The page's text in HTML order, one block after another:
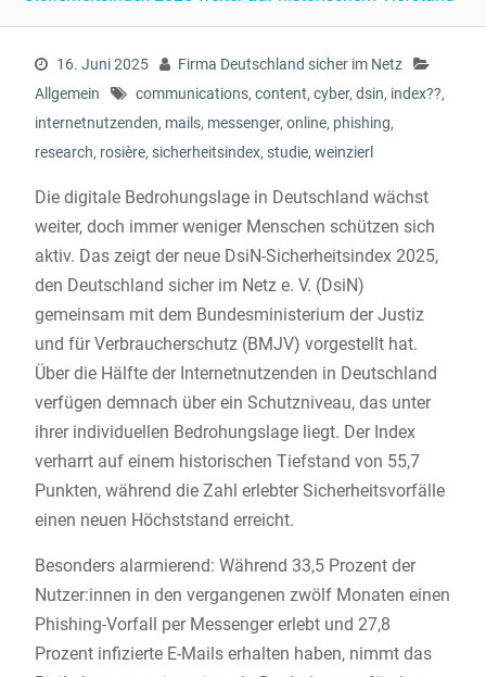
16. Juni 2025
Firma Deutschland sicher im Netz
Allgemein
communications, content, cyber, dsin, index??,
internetnutzenden, mails, messenger, online, phishing,
research, rosière, sicherheitsindex, studie, weinzierl
Die digitale Bedrohungslage in Deutschland wächst
weiter, doch immer weniger Menschen schützen sich
aktiv. Das zeigt der neue DsiN-Sicherheitsindex 2025,
den Deutschland sicher im Netz e. V. (DsiN)
gemeinsam mit dem Bundesministerium der Justiz
und für Verbraucherschutz (BMJV) vorgestellt hat.
Über die Hälfte der Internetnutzenden in Deutschland
verfügen demnach über ein Schutzniveau, das unter
ihrer individuellen Bedrohungslage liegt. Der Index
verharrt auf einem historischen Tiefstand von 55,7
Punkten, während die Zahl erlebter Sicherheitsvorfälle
einen neuen Höchststand erreicht.
Besonders alarmierend: Während 33,5 Prozent der
Nutzer:innen in den vergangenen zwölf Monaten einen
Phishing-Vorfall per Messenger erlebt und 27,8
Prozent infizierte E-Mails erhalten haben, nimmt das